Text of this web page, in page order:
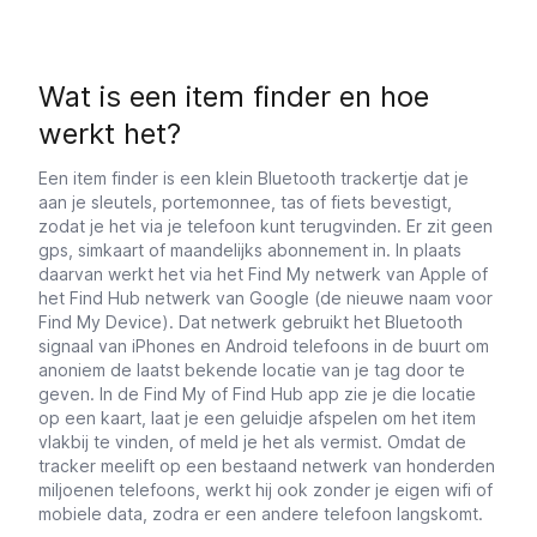
Wat is een item finder en hoe
werkt het?
Een item finder is een klein Bluetooth trackertje dat je
aan je sleutels, portemonnee, tas of fiets bevestigt,
zodat je het via je telefoon kunt terugvinden. Er zit geen
gps, simkaart of maandelijks abonnement in. In plaats
daarvan werkt het via het Find My netwerk van Apple of
het Find Hub netwerk van Google (de nieuwe naam voor
Find My Device). Dat netwerk gebruikt het Bluetooth
signaal van iPhones en Android telefoons in de buurt om
anoniem de laatst bekende locatie van je tag door te
geven. In de Find My of Find Hub app zie je die locatie
op een kaart, laat je een geluidje afspelen om het item
vlakbij te vinden, of meld je het als vermist. Omdat de
tracker meelift op een bestaand netwerk van honderden
miljoenen telefoons, werkt hij ook zonder je eigen wifi of
mobiele data, zodra er een andere telefoon langskomt.